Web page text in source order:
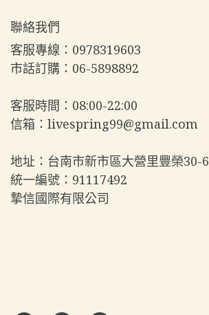
聯絡我們
客服專線：0978319603
市話訂購：06-5898892
客服時間：08:00-22:00
信箱：livespring99@gmail.com
地址：台南市新市區大營里豐榮30-
統一編號：91117492
摯信國際有限公司